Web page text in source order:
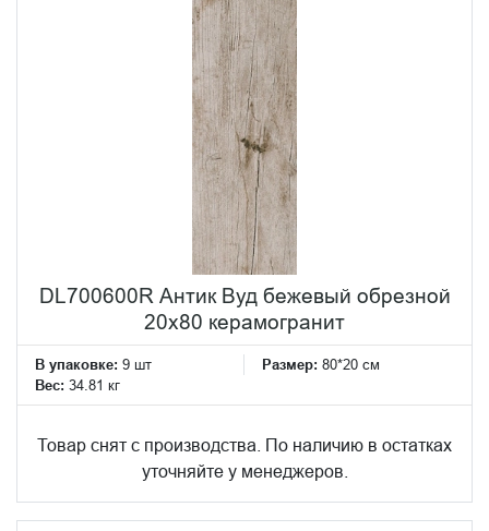
DL700600R Антик Вуд бежевый обрезной
20x80 керамогранит
В упаковке: 9 шт Размер: 80*20 см
Вес: 34.81 кг
Товар снят с производства. По наличию в остатках
уточняйте у менеджеров.